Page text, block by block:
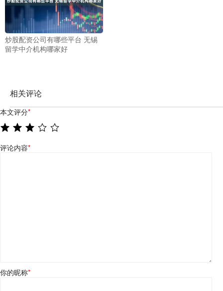
炒股配资公司有哪些平台 无锡
留学中介机构哪家好
相关评论
本文评分*
评论内容*
你的昵称*